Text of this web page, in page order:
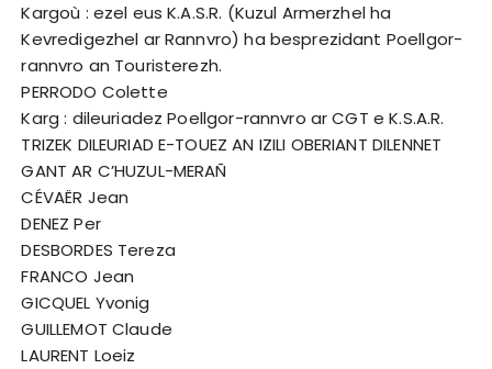
Kargoù : ezel eus K.A.S.R. (Kuzul Armerzhel ha
Kevredigezhel ar Rannvro) ha besprezidant Poellgor-
rannvro an Touristerezh.
PERRODO Colette
Karg : dileuriadez Poellgor-rannvro ar CGT e K.S.A.R.
TRIZEK DILEURIAD E-TOUEZ AN IZILI OBERIANT DILENNET
GANT AR C’HUZUL-MERAÑ
CÉVAËR Jean
DENEZ Per
DESBORDES Tereza
FRANCO Jean
GICQUEL Yvonig
GUILLEMOT Claude
LAURENT Loeiz